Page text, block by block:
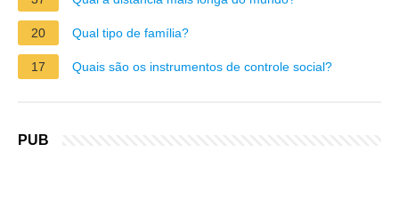
20 Qual tipo de família?
17 Quais são os instrumentos de controle social?
PUB